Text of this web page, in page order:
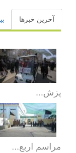
آخرین خبرها
پزش...
مراسم اربع...